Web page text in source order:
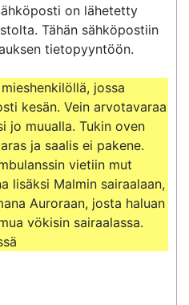
on lähetetty
Tähän sähköpostiin
tietopyyntöön.
jossa
kesän. Vein arvotavaraa
jo muualla. Tukin oven
ja saalis ei pakene.
vietiin mut
lisäksi Malmin sairaalaan,
Auroraan, josta haluan
vökisin sairaalassa.